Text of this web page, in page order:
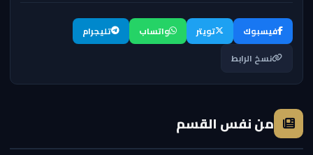
فيسبوك تويتر واتساب
تليجرام
نسخ الرابط
من نفس القسم